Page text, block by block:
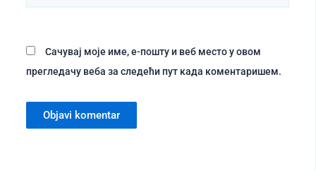
место
Сачувај моје име, е-пошту и веб место у овом
прегледачу веба за следећи пут када коментаришем.